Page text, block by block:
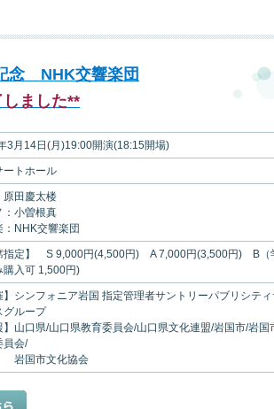
念 NHK交響楽団
ました**
3月14日(月)19:00開演(18:15開場)
ートホール
原田慶太楼
：小曽根真
：NHK交響楽団
指定】 S 9,000円(4,500円) A 7,000円(3,500円) B（
購入可 1,500円)
】シンフォニア岩国 指定管理者サントリーパブリシテ
グループ
】山口県/山口県教育委員会/山口県文化連盟/岩国市/岩国
員会/
市文化協会